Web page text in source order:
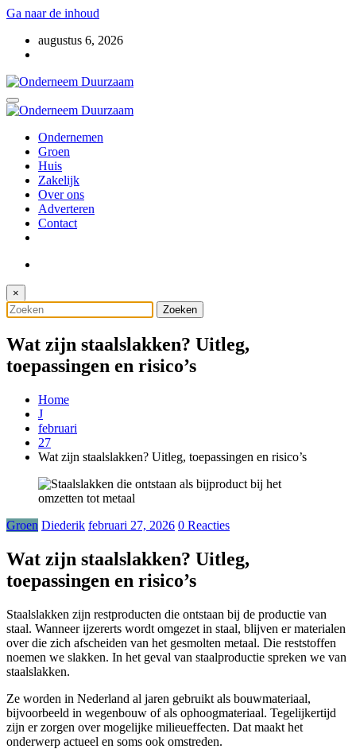
Ga naar de inhoud
augustus 6, 2026
Onderneem Duurzaam
Voor ondernemers met oog voor morgen
Onderneem Duurzaam
Voor ondernemers met oog voor morgen
Ondernemen
Groen
Huis
Zakelijk
Over ons
Adverteren
Contact
×
Wat zijn staalslakken? Uitleg,
toepassingen en risico’s
Home
J
februari
27
Wat zijn staalslakken? Uitleg, toepassingen en risico’s
Groen Diederik februari 27, 2026 0 Reacties
Wat zijn staalslakken? Uitleg,
toepassingen en risico’s
Staalslakken zijn restproducten die ontstaan bij de productie van
staal. Wanneer ijzererts wordt omgezet in staal, blijven er materialen
over die zich afscheiden van het gesmolten metaal. Die reststoffen
noemen we slakken. In het geval van staalproductie spreken we van
staalslakken.
Ze worden in Nederland al jaren gebruikt als bouwmateriaal,
bijvoorbeeld in wegenbouw of als ophoogmateriaal. Tegelijkertijd
zijn er zorgen over mogelijke milieueffecten. Dat maakt het
onderwerp actueel en soms ook omstreden.